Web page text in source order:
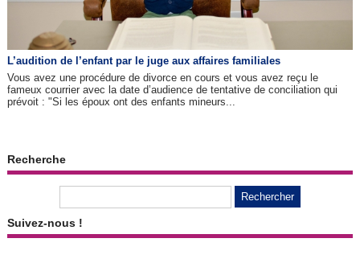
L’audition de l’enfant par le juge aux affaires familiales
Vous avez une procédure de divorce en cours et vous avez reçu le
fameux courrier avec la date d’audience de tentative de conciliation qui
prévoit : "Si les époux ont des enfants mineurs...
Recherche
Suivez-nous !